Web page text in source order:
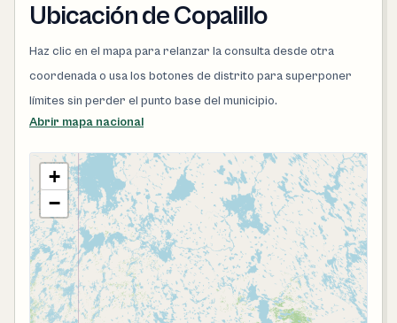
Ubicación de Copalillo
Haz clic en el mapa para relanzar la consulta desde otra
coordenada o usa los botones de distrito para superponer
límites sin perder el punto base del municipio.
Abrir mapa nacional
+
−